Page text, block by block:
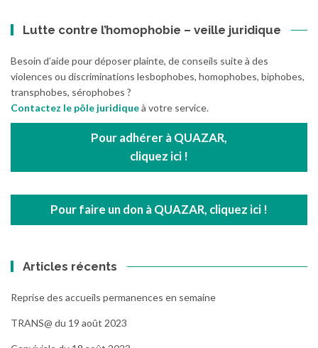
Lutte contre l’homophobie – veille juridique
Besoin d’aide pour déposer plainte, de conseils suite à des
violences ou discriminations lesbophobes, homophobes, biphobes,
transphobes, sérophobes ?
Contactez le pôle juridiqueà votre service.
Pour adhérer à QUAZAR,
cliquez ici !
Pour faire un don à QUAZAR, cliquez ici !
Articles récents
Reprise des accueils permanences en semaine
TRANS@ du 19 août 2023